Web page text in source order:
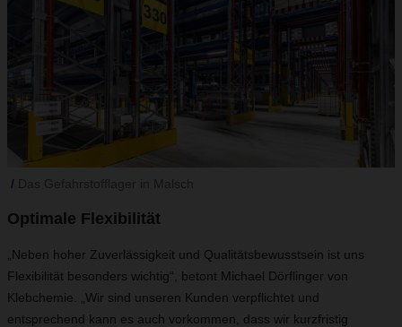
Optimale Flexibilität
„Neben hoher Zuverlässigkeit und Qualitätsbewusstsein ist uns
Flexibilität besonders wichtig“, betont Michael Dörflinger von
Klebchemie. „Wir sind unseren Kunden verpflichtet und
entsprechend kann es auch vorkommen, dass wir kurzfristig